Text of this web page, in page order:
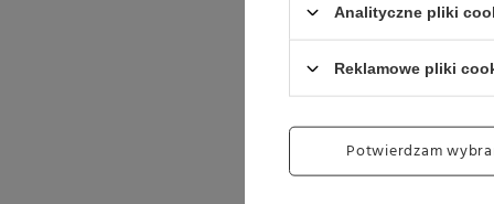
Analityczne pliki
Reklamowe pliki
Potwierdzam